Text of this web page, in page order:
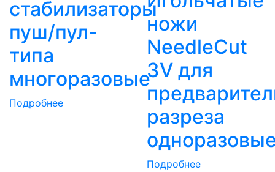
стабилизаторы
пуш/пул-
типа
многоразовые
Подробнее
ножи
NeedleCut
3V для
разреза
Подробнее